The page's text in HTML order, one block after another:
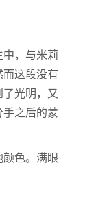
，与米莉
这段没有
光明，又
手之后的蒙
色。满眼